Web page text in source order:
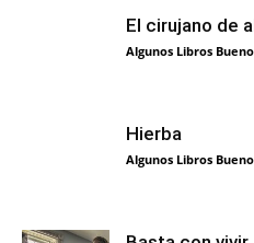
El cirujano de
Algunos Libros
Hierba
Algunos Libros